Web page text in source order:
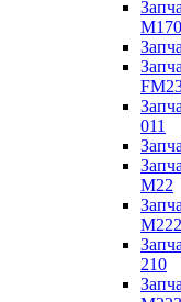
M170
011
M22
210